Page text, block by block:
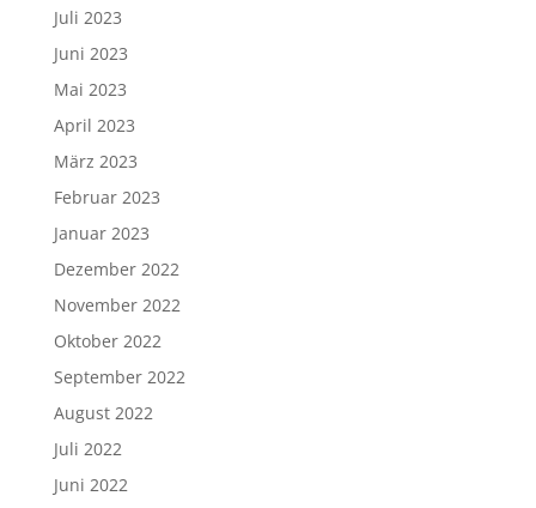
Juli 2023
Juni 2023
Mai 2023
April 2023
März 2023
Februar 2023
Januar 2023
Dezember 2022
November 2022
Oktober 2022
September 2022
August 2022
Juli 2022
Juni 2022